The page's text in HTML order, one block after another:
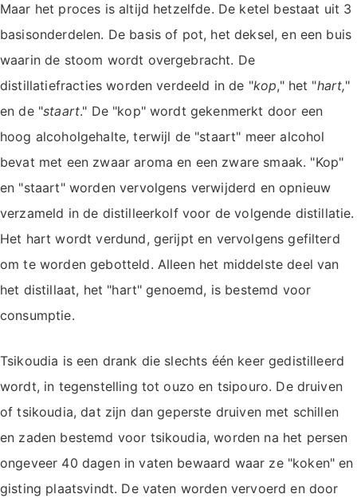
Maar het proces is altijd hetzelfde. De ketel bestaat uit 3
basisonderdelen. De basis of pot, het deksel, en een buis
waarin de stoom wordt overgebracht. De
distillatiefracties worden verdeeld in de "kop," het "hart,"
en de "staart." De "kop" wordt gekenmerkt door een
hoog alcoholgehalte, terwijl de "staart" meer alcohol
bevat met een zwaar aroma en een zware smaak. "Kop"
en "staart" worden vervolgens verwijderd en opnieuw
verzameld in de distilleerkolf voor de volgende distillatie.
Het hart wordt verdund, gerijpt en vervolgens gefilterd
om te worden gebotteld. Alleen het middelste deel van
het distillaat, het "hart" genoemd, is bestemd voor
consumptie.
Tsikoudia is een drank die slechts één keer gedistilleerd
wordt, in tegenstelling tot ouzo en tsipouro. De druiven
of tsikoudia, dat zijn dan geperste druiven met schillen
en zaden bestemd voor tsikoudia, worden na het persen
ongeveer 40 dagen in vaten bewaard waar ze "koken" en
gisting plaatsvindt. De vaten worden vervoerd en door